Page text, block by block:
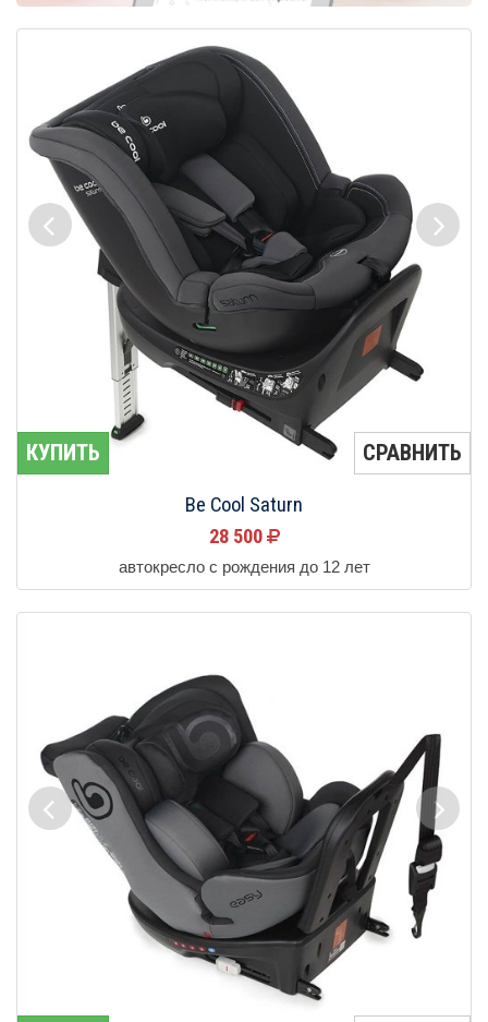
КУПИТЬ СРАВНИТЬ
Be Cool Saturn
28 500
автокресло с рождения до 12 лет